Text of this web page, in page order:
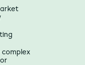
complex